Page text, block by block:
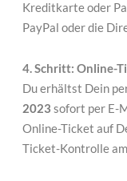
Kreditkarte oder
PayPal oder die
4. Schritt: Online-
Du erhältst Dein
2023 sofort per E-
Online-Ticket auf
Ticket-Kontrolle